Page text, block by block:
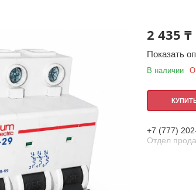
2 435 ₸
Показать
В наличии
+7 (777)
Отдел